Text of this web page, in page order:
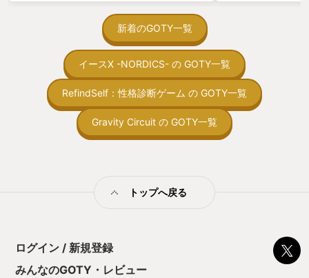
らいには主人公2人以外のキャラも魅力
的だと思います。そしてなにより頼りに
なる。よくあるSRPGみたいに後半にな
ると人数制限で出撃できないキャラがで
てくるということもなく、基本的に敵の
方が戦力が多いため必然的に一人一人の
役割が大きい上、絆イベントなんかもあ
るためクリアするころにはこれ全部殺し
て回るルートがあるのマジ？？ってなり
ます。 ちなみに私はプリムラというキャ
ラが特に好きですね。彼女の演説のシー
本作ならでは 要素に関して何も触れてな
かったけど、やってみてのお楽しみ！
ので参考にすればいいです。
れません。
ん！このゲーム
向けか？という
の印象。 しかし
止する設定を有
ちゃうじゃぁん
っと試すだけだ
て、クリアしち
新着のGOTY一覧
イースX -NORDICS- の GOTY一覧
RefindSelf：性格診断ゲーム の GOTY一覧
Gravity Circuit の GOTY一覧
トップへ戻る
ログイン / 新規登録
みんなのGOTY・レビュー